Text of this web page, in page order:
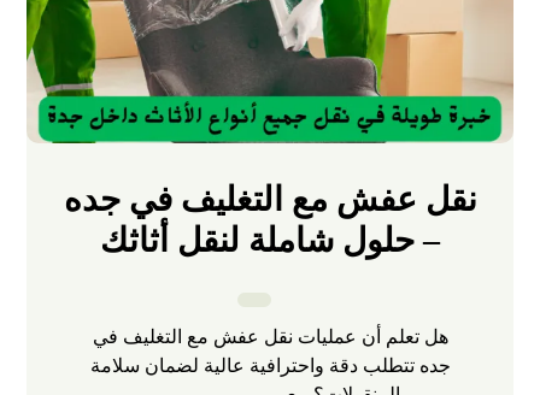
نقل عفش مع التغليف في جده
– حلول شاملة لنقل أثاثك
هل تعلم أن عمليات نقل عفش مع التغليف في
جده تتطلب دقة واحترافية عالية لضمان سلامة